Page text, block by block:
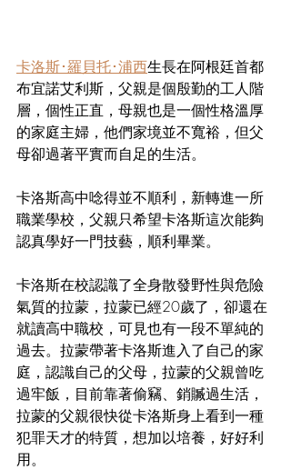
卡洛斯･羅貝托･浦西生長在阿根廷首都
布宜諾艾利斯，父親是個殷勤的工人階
層，個性正直，母親也是一個性格溫厚
的家庭主婦，他們家境並不寬裕，但父
母卻過著平實而自足的生活。
卡洛斯高中唸得並不順利，新轉進一所
職業學校，父親只希望卡洛斯這次能夠
認真學好一門技藝，順利畢業。
卡洛斯在校認識了全身散發野性與危險
氣質的拉蒙，拉蒙已經20歲了，卻還在
就讀高中職校，可見也有一段不單純的
過去。拉蒙帶著卡洛斯進入了自己的家
庭，認識自己的父母，拉蒙的父親曾吃
過牢飯，目前靠著偷竊、銷贓過生活，
拉蒙的父親很快從卡洛斯身上看到一種
犯罪天才的特質，想加以培養，好好利
用。